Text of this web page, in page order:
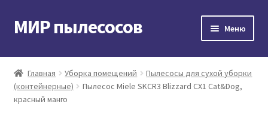
Перейти
к
Перейти
к
МИР пылесосов Меню
Главная
Мой аккаунт
Главная Уборка помещений
Пылесосы для сухой уборки
(контейнерные)
Пылесос Miele SKCR3 Blizzard CX1 Cat&Dog,
красный манго